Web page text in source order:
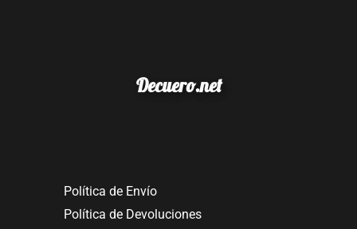
Decuero.net
Política de Envío
Política de Devoluciones